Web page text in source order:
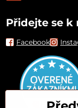
Přidejte se k
Facebook